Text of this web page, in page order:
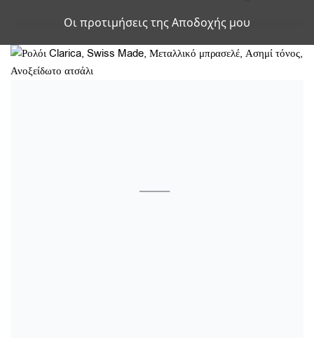
Οι προτιμήσεις της Αποδοχής μου